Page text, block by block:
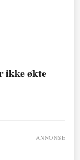
ikke økte
ANNONSE